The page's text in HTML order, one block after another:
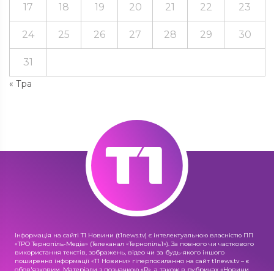
« Тра
17 18 19 20 21 22 23
24 25 26 27 28 29 30
31
Інформація на сайті Т1 Новини (t1news.tv) є інтелектуальною власністю ПП
«ТРО Тернопіль-Медіа» (Телеканал «Тернопіль1»). За повного чи часткового
використання текстів, зображень, відео чи за будь-якого іншого
поширення інформації «Т1 Новини» гіперпосилання на сайт t1news.tv – є
обов'язковим. Матеріали з позначкою «R», а також в рубриках «Новини